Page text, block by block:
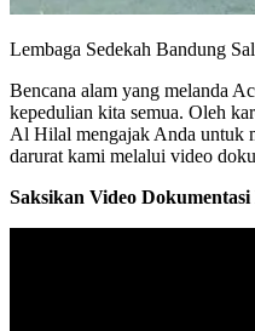
Lembaga Sedekah Bandung
Bencana alam yang melanda
kepedulian kita semua. Oleh
Al Hilal mengajak Anda untuk
darurat kami melalui video
Saksikan Video